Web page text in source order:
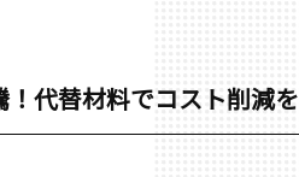
！代替材料でコスト削減を